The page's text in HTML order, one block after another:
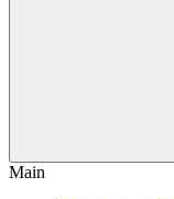
Main